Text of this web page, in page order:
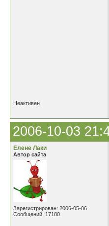
Неактивен
2006-10-03
Елене Лаки
Автор сайта
Зарегистрирован: 2006-05-06
Сообщений: 17180